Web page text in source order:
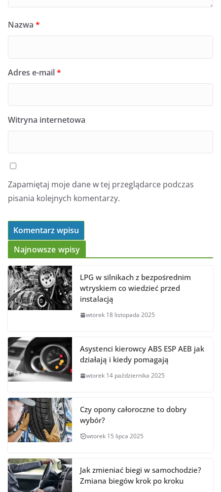
Nazwa *
Adres e-mail*
Witryna internetowa
Zapamiętaj moje dane w tej przeglądarce podczas
pisania kolejnych komentarzy.
Najnowsze wpisy
LPG w silnikach z bezpośrednim
wtryskiem co wiedzieć przed
instalacją
wtorek 18 listopada 2025
Asystenci kierowcy ABS ESP AEB jak
działają i kiedy pomagają
wtorek 14 października 2025
Czy opony całoroczne to dobry
wybór?
wtorek 15 lipca 2025
Jak zmieniać biegi w samochodzie?
Zmiana biegów krok po kroku